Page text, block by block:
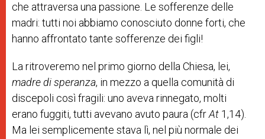
che attraversa una passione. Le sofferenze delle
madri: tutti noi abbiamo conosciuto donne forti, che
hanno affrontato tante sofferenze dei figli!
La ritroveremo nel primo giorno della Chiesa, lei,
madre di speranza, in mezzo a quella comunità di
discepoli così fragili: uno aveva rinnegato, molti
erano fuggiti, tutti avevano avuto paura (cfrAt 1,14).
Ma lei semplicemente stava lì, nel più normale dei